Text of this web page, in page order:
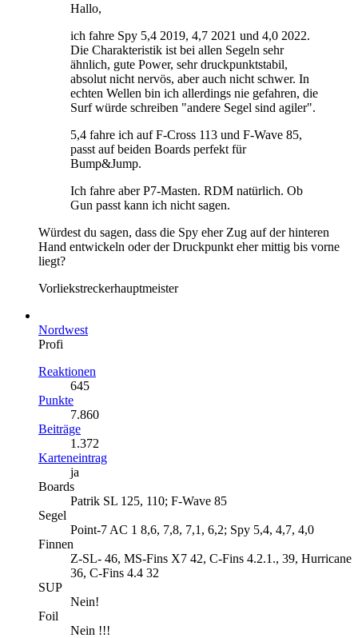
Hallo,
ich fahre Spy 5,4 2019, 4,7 2021 und 4,0 2022.
Die Charakteristik ist bei allen Segeln sehr
ähnlich, gute Power, sehr druckpunktstabil,
absolut nicht nervös, aber auch nicht schwer. In
echten Wellen bin ich allerdings nie gefahren, die
Surf würde schreiben "andere Segel sind agiler".
5,4 fahre ich auf F-Cross 113 und F-Wave 85,
passt auf beiden Boards perfekt für
Bump&Jump.
Ich fahre aber P7-Masten. RDM natürlich. Ob
Gun passt kann ich nicht sagen.
Würdest du sagen, dass die Spy eher Zug auf der hinteren
Hand entwickeln oder der Druckpunkt eher mittig bis vorne
liegt?
Vorliekstreckerhauptmeister
Nordwest
Profi
Reaktionen
645
Punkte
7.860
Beiträge
1.372
Karteneintrag
ja
Boards
Patrik SL 125, 110; F-Wave 85
Segel
Point-7 AC 1 8,6, 7,8, 7,1, 6,2; Spy 5,4, 4,7, 4,0
Finnen
Z-SL- 46, MS-Fins X7 42, C-Fins 4.2.1., 39, Hurricane
36, C-Fins 4.4 32
SUP
Nein!
Foil
Nein !!!